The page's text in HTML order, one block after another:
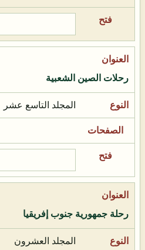
رحلات الصين الشعبية
المجلد التاسع عشر
رحلة جمهورية جنوب إفريقيا
المجلد العشرون